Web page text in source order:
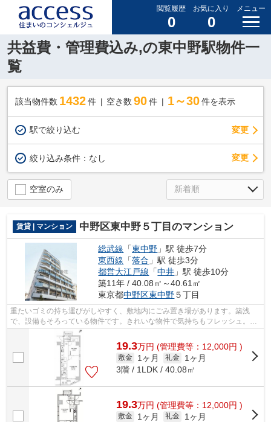
閲覧履歴
0
お気に入り
0
メニュー
共益費・管理費込み,の東中野駅物件一
覧
該当物件数 1432件 空き数 90 件 1～30 件を表示
駅で絞り込む 変更
絞り込み条件： なし 変更
空室のみ
賃貸 | マンション 中野区東中野５丁目のマンション
総武線 「東中野 」駅 徒歩7分
東西線 「落合 」駅 徒歩3分
都営大江戸線 「中井 」駅 徒歩10分
築11年 / 40.08㎡～40.61㎡
東京都中野区東中野５丁目
重たいゴミの持ち運びがしやすく、敷地内にごみ置き場があります。築浅
で、設備もそろっている物件です。きれいな物件で気持ちもフレッシュ。地
上10階建ての物件をご紹介。駅から徒歩6...
19.3万円 (管理費等：12,000円 )
敷金 1ヶ月 礼金
1ヶ月
3階 / 1LDK / 40.08㎡
19.3万円 (管理費等：12,000円 )
敷金 1ヶ月 礼金
1ヶ月